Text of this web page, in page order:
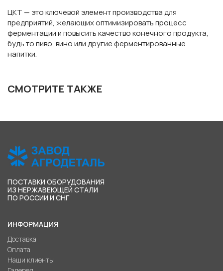
ЦКТ — это ключевой элемент производства для
предприятий, желающих оптимизировать процесс
ферментации и повысить качество конечного продукта,
будь то пиво, вино или другие ферментированные
напитки.
СМОТРИТЕ ТАКЖЕ
ПОСТАВКИ ОБОРУДОВАНИЯ
ИЗ НЕРЖАВЕЮЩЕЙ СТАЛИ
ПО РОССИИ И СНГ
ИНФОРМАЦИЯ
Доставка
Оплата
Наши клиенты